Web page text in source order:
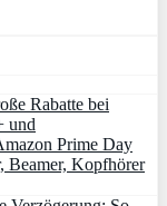
Rabatte bei
und
Prime Day
Beamer, Kopfhörer